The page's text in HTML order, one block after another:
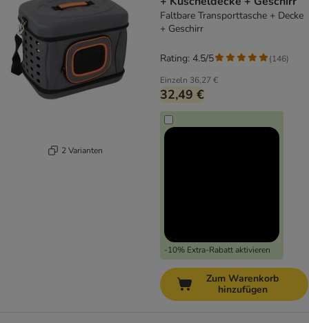
2 Varianten
Faltbare Transporttasche + Decke
+ Geschirr
Einzeln 36,27 €
32,49 €
-10% Extra-Rabatt aktivieren
Rating: 4.5/5 (146)
Zum Warenkorb
hinzufügen